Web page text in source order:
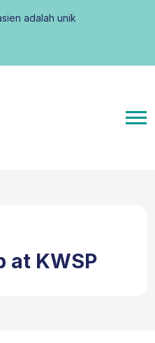
adalah unik
at KWSP